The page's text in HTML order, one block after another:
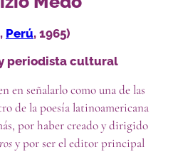
Perú, 1965)
periodista cultural
en señalarlo como una de las
de la poesía latinoamericana
por haber creado y dirigido
y por ser el editor principal